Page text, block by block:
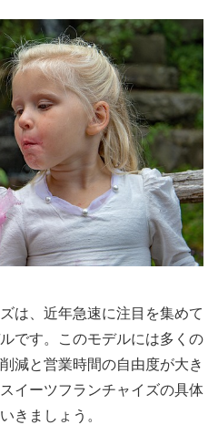
は、近年急速に注目を集めて
です。このモデルには多くの
減と営業時間の自由度が大き
イーツフランチャイズの具体
きましょう。